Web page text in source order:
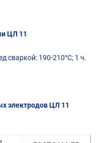
ЦЛ 11
сваркой: 190-210°С; 1 ч.
электродов ЦЛ 11